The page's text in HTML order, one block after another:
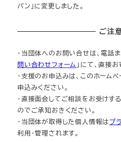
パン」に変更しました。
ご注
・当団体へのお問い合せは、電話
問い合わせフォーム 」にて、直接
・支援のお申込みは、このホーム
申込みください。
・直接面会してご相談をお受けす
のでご承知おきください。
・当団体が取得した個人情報はプ
利用・管理されます。